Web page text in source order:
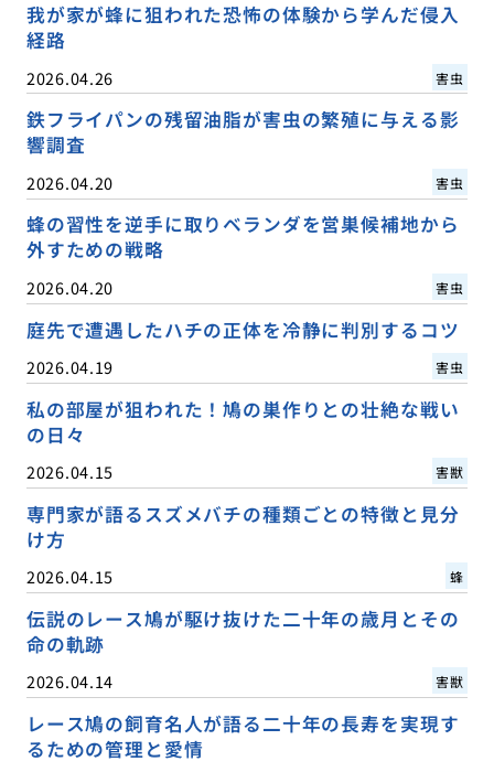
我が家が蜂に狙われた恐怖の体験から学んだ侵入
経路
2026.04.26 害虫
鉄フライパンの残留油脂が害虫の繁殖に与える影
響調査
2026.04.20 害虫
蜂の習性を逆手に取りベランダを営巣候補地から
外すための戦略
2026.04.20 害虫
庭先で遭遇したハチの正体を冷静に判別するコツ
2026.04.19 害虫
私の部屋が狙われた！鳩の巣作りとの壮絶な戦い
の日々
2026.04.15 害獣
専門家が語るスズメバチの種類ごとの特徴と見分
け方
2026.04.15 蜂
伝説のレース鳩が駆け抜けた二十年の歳月とその
命の軌跡
2026.04.14 害獣
レース鳩の飼育名人が語る二十年の長寿を実現す
るための管理と愛情